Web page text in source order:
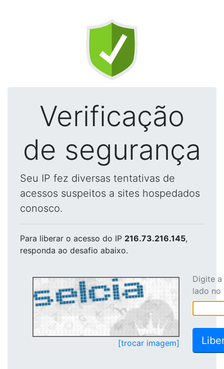
Verificação
de segurança
Seu IP fez diversas tentativas de
acessos suspeitos a sites hospedados
conosco.
Para liberar o acesso do IP 216.73.216.145,
responda ao desafio abaixo.
[trocar imagem]
Digite
lado no